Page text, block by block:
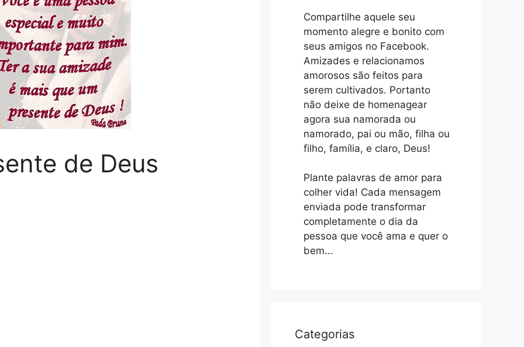
de Deus
Compartilhe aquele seu
momento alegre e bonito com
seus amigos no Facebook.
Amizades e relacionamos
amorosos são feitos para
serem cultivados. Portanto
não deixe de homenagear
agora sua namorada ou
namorado, pai ou mão, filha ou
filho, família, e claro, Deus!
Plante palavras de amor para
colher vida! Cada mensagem
enviada pode transformar
completamente o dia da
pessoa que você ama e quer o
bem...
Categorias